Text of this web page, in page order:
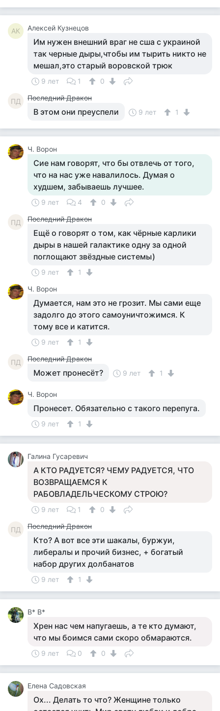
АК Алексей Кузнецов
Им нужен внешний враг не сша с украиной
так черные дыры,чтобы им тырить никто не
мешал,это старый воровской трюк
9 лет 1 0
ПД Последний Дракон
В этом они преуспели 9 лет 1
Ч. Ворон
Сие нам говорят, что бы отвлечь от того,
что на нас уже навалилось. Думая о
худшем, забываешь лучшее.
9 лет 4 0
ПД Последний Дракон
Ещё о говорят о том, как чёрные карлики
дыры в нашей галактике одну за одной
поглощают звёздные системы)
9 лет
1
Ч. Ворон
Думается, нам это не грозит. Мы сами еще
задолго до этого самоуничтожимся. К
тому все и катится.
9 лет 1
ПД Последний Дракон
Может пронесёт? 9 лет 1
Ч. Ворон
Пронесет. Обязательно с такого перепуга.
9 лет 1
Галина Гусаревич
А КТО РАДУЕТСЯ? ЧЕМУ РАДУЕТСЯ, ЧТО
ВОЗВРАЩАЕМСЯ К
РАБОВЛАДЕЛЬЧЕСКОМУ СТРОЮ?
9 лет 1 0
ПД Последний Дракон
Кто? А вот все эти шакалы, буржуи,
либералы и прочий бизнес, + богатый
набор других долбанатов
9 лет 1
В* В*
Хрен нас чем напугаешь, а те кто думают,
что мы боимся сами скоро обмараются.
9 лет 0 0
Елена Садовская
Ох... Делать то что? Женщине только